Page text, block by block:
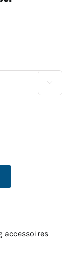

accessoires